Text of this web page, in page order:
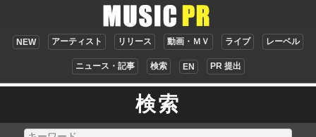
NEW アーティスト リリース 動画・ＭＶ ライブ レーベル
ニュース・記事 検索 EN PR 提出
検索